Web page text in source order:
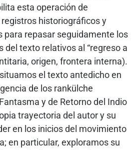
esta operación de
historiográficos y
para repasar seguidamente los
del texto relativos al “regreso a
origen, frontera interna).
el texto antedicho en
de los rankülche
y de Retorno del Indio
trayectoria del autor y su
en los inicios del movimiento
en particular, exploramos su